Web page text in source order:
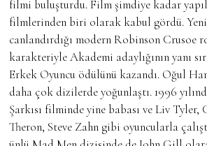
filmi buluşturdu. Film şimdiye kadar
filmlerinden biri olarak kabul gördü.
canlandırdığı modern Robinson Crusoe
karakteriyle Akademi adaylığının yanı
Erkek Oyuncu ödülünü kazandı. Oğul
daha çok dizilerde yoğunlaştı. 1996
Şarkısı filminde yine babası ve Liv Tyler,
Theron, Steve Zahn gibi oyuncularla